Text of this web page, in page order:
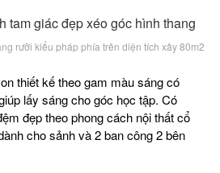
rưỡi kiểu pháp phía trên diện tích xây 80m2
thiết kế theo gam màu sáng có
lấy sáng cho góc học tập. Có
đẹp theo phong cách nội thất cổ
cho sảnh và 2 ban công 2 bên